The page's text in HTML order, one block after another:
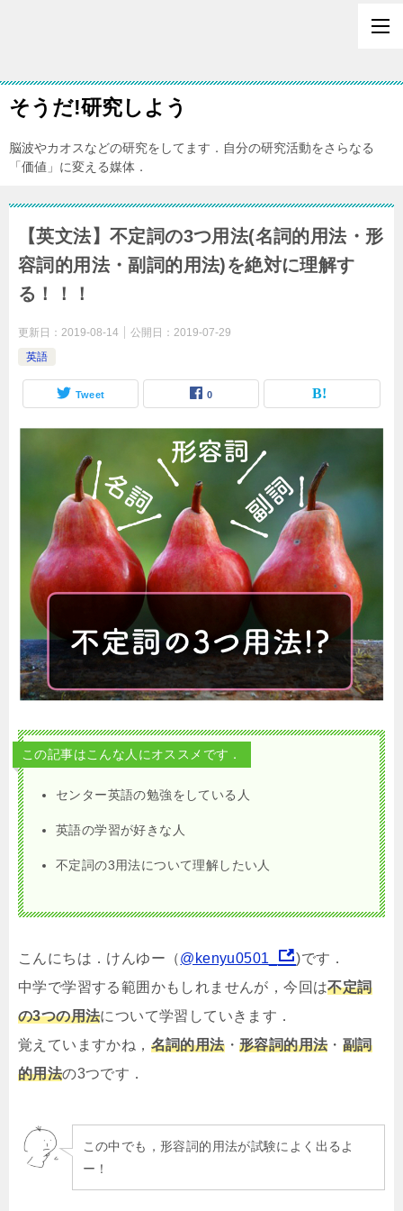
そうだ!研究しよう
脳波やカオスなどの研究をしてます．自分の研究活動をさらなる
「価値」に変える媒体．
【英文法】不定詞の3つ用法(名詞的用法・形
容詞的用法・副詞的用法)を絶対に理解す
る！！！
更新日： 2019-08-14 公開日： 2019-07-29
英語
Tweet 0
この記事はこんな人にオススメです．
センター英語の勉強をしている人
英語の学習が好きな人
不定詞の3用法について理解したい人
こんにちは．けんゆー（@kenyu0501_
)です．
中学で学習する範囲かもしれませんが，今回は不定詞
の3つの用法について学習していきます．
覚えていますかね， 名詞的用法・形容詞的用法 ・ 副詞
的用法の3つです．
この中でも，形容詞的用法が試験によく出るよ
ー！